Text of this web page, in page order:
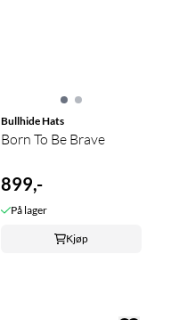
Bullhide Hats
Born To Be Brave
899,-
På lager
Kjøp